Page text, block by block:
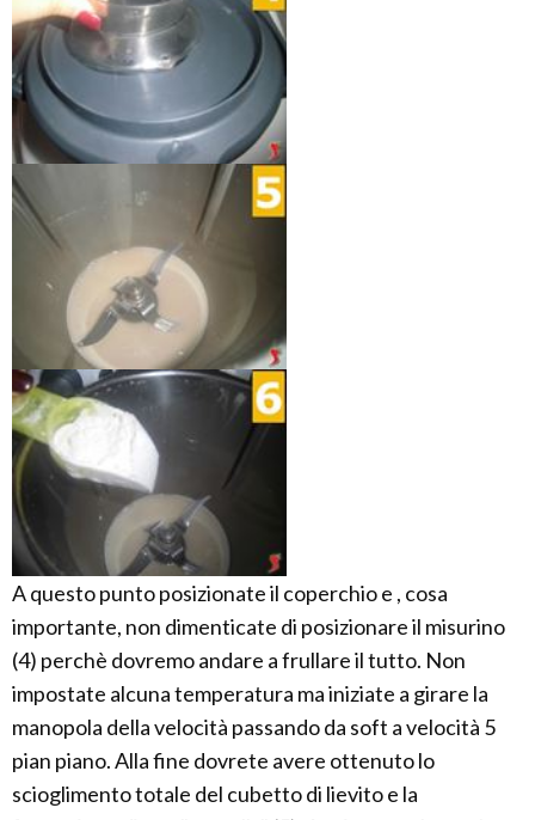
A questo punto posizionate il coperchio e , cosa
importante, non dimenticate di posizionare il misurino
(4) perchè dovremo andare a frullare il tutto. Non
impostate alcuna temperatura ma iniziate a girare la
manopola della velocità passando da soft a velocità 5
pian piano. Alla fine dovrete avere ottenuto lo
scioglimento totale del cubetto di lievito e la